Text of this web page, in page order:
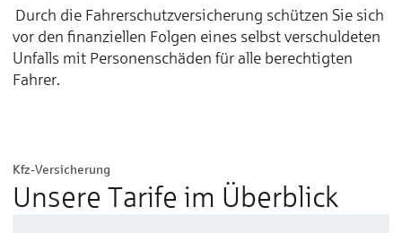
Durch die Fahrer­schutz­ver­sicher­ung schützen Sie sich
vor den finan­ziellen Fol­gen eines selbst verschul­deten
Unfalls mit Per­sonen­schäden für alle be­recht­igten
Fahr­er.
Kfz-Versicherung
Unsere Tarife im Überblick